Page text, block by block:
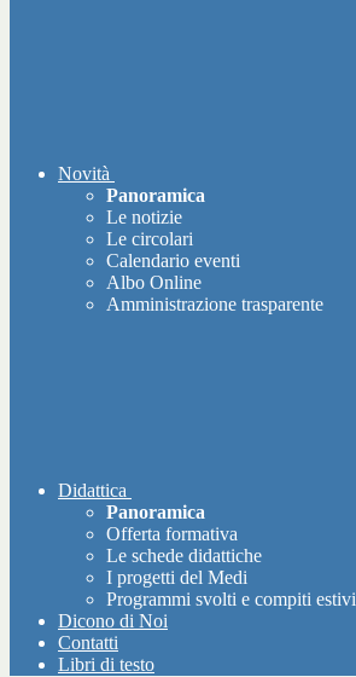
Novità
Panoramica
Le notizie
Le circolari
Calendario eventi
Albo Online
Amministrazione trasparente
Didattica
Panoramica
Offerta formativa
Le schede didattiche
I progetti del Medi
Programmi svolti e compiti estivi
Dicono di Noi
Contatti
Libri di testo